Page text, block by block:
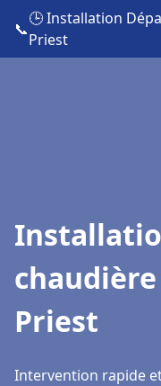
📞
🕒 Installation
Priest
Priest
Intervention rapide